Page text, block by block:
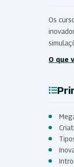
Os
O que